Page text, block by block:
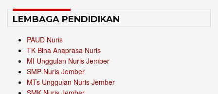
LEMBAGA PENDIDIKAN
PAUD Nuris
TK Bina Anaprasa Nuris
MI Unggulan Nuris Jember
SMP Nuris Jember
MTs Unggulan Nuris Jember